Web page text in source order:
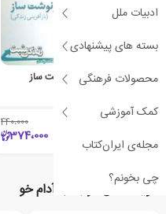
ادبیات ملل
بسته های پیشنهادی
محصولات فرهنگی
کمک آموزشی
مجله‌ی ایران‌کتاب
چی بخونم؟
حاکمیت ذهن:تفکر سرنوشت ساز
440،000
374،000
نویسندگان مرتبط با آدام خو